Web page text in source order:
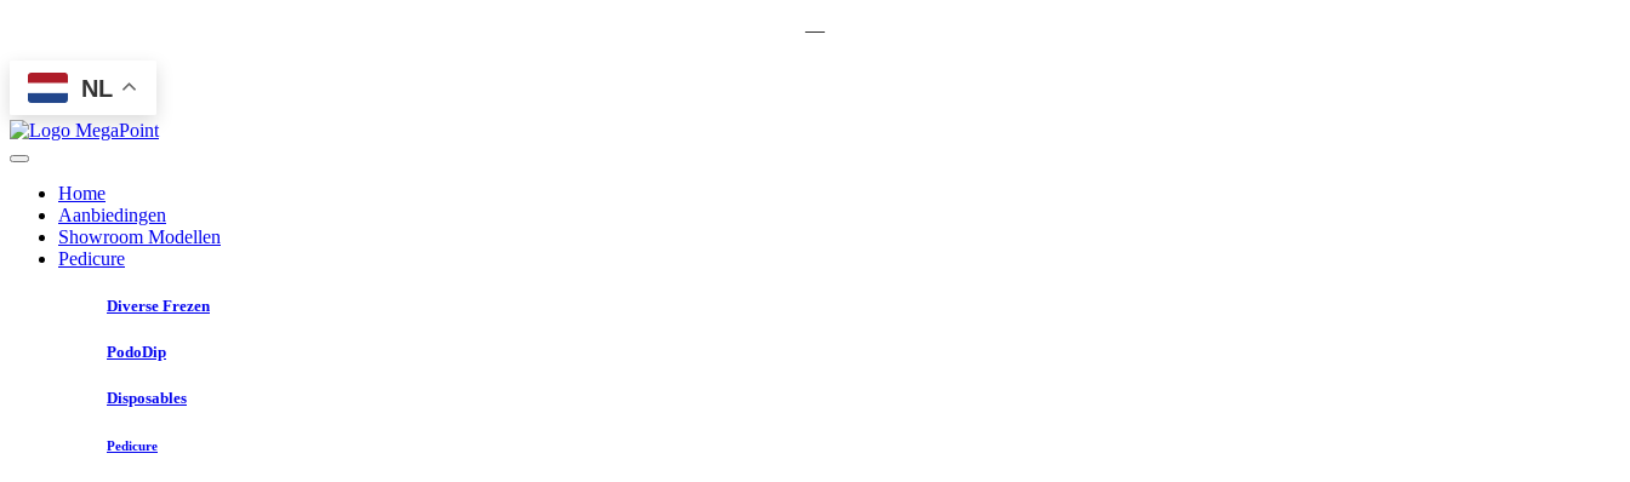
—
NL
Home
Aanbiedingen
Showroom Modellen
Pedicure
Diverse Frezen
PodoDip
Disposables
Pedicure